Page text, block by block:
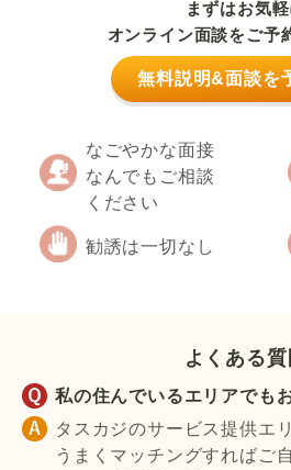
まずはお気軽
オンライン面談をご予
無料説明&面談を
なごやかな面接
なんでもご相談
ください
勧誘は一切なし
よくある質
私の住んでいるエリアでも
タスカジのサービス提供エ
うまくマッチングすればご